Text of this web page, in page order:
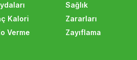
Kalori
Verme
Sağlık
Zararları
Zayıflama